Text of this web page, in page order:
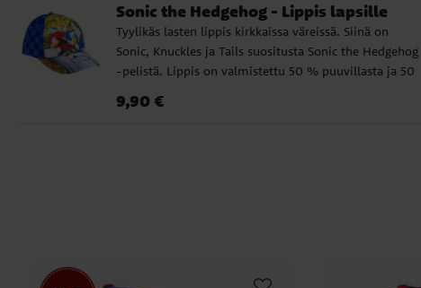
Aurinkolasit Sonic the Hedgehog -aiheella ✔️ Siniset
sävytetyt linssit ✔️ Siniset kehykset ja punaiset sangat
upeilla Sonic-yksityiskohdilla ✔️ UV400-suoja
auringon säteilyä vastaan ✔️ Leveys: noin 13 cm
Sonic the Hedgehog - Lippis lapsille
Tyylikäs lasten lippis kirkkaissa väreissä. Siinä on
Sonic, Knuckles ja Tails suositusta Sonic the Hedgehog
-pelistä. Lippis on valmistettu 50 % puuvillasta ja 50
se on säädettävissä takaa, joten se sopii yleensä noin
Hinta:9,90 €
9,90 €